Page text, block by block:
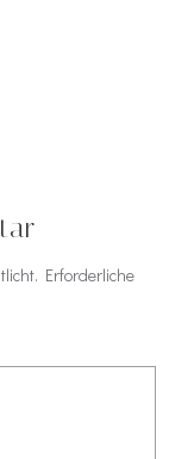
Erforderliche